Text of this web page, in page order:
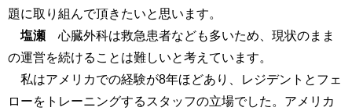
題に取り組んで頂きたいと思います。
塩瀬 心臓外科は救急患者なども多いため、現状のまま
の運営を続けることは難しいと考えています。
私はアメリカでの経験が8年ほどあり、レジデントとフェ
ローをトレーニングするスタッフの立場でした。アメリカ